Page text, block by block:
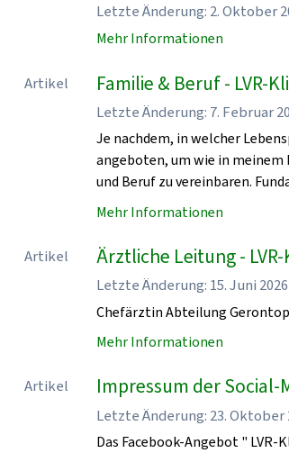
Letzte Änderung: 2. Oktober
Mehr Informationen
Artikel Familie & Beruf - LVR-
Letzte Änderung: 7. Februar
Je nachdem, in welcher
angeboten, um wie in meinem
und Beruf zu vereinbaren.
Mehr Informationen
Artikel Ärztliche Leitung -
Letzte Änderung: 15. Juni
Chefärztin Abteilung
Mehr Informationen
Artikel Impressum der Social-
Letzte Änderung: 23. Oktober
Das Facebook-Angebot "